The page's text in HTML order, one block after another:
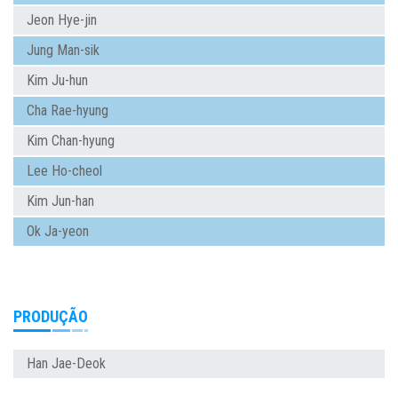
Jeon Hye-jin
Jung Man-sik
Kim Ju-hun
Cha Rae-hyung
Kim Chan-hyung
Lee Ho-cheol
Kim Jun-han
Ok Ja-yeon
PRODUÇÃO
Han Jae-Deok